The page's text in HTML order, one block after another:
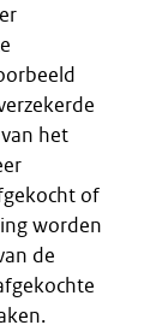
het
of
worden
de